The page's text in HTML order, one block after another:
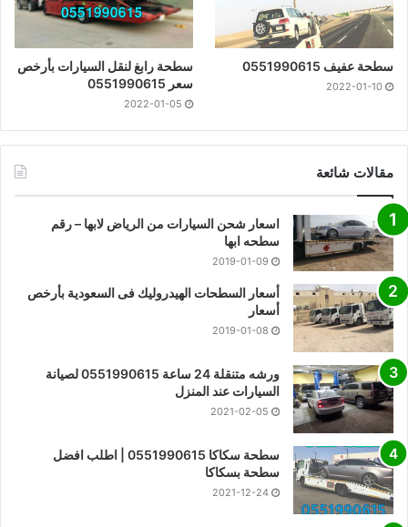
سطحة عفيف 0551990615
2022-01-10
سطحة رابغ لنقل السيارات بأرخص
سعر 0551990615
2022-01-05
مقالات شائعة
اسعار شحن السيارات من الرياض لابها – رقم
سطحه ابها
2019-01-09
أسعار السطحات الهيدروليك فى السعودية بأرخص
أسعار
2019-01-08
ورشه متنقلة 24 ساعة 0551990615 لصيانة
السيارات عند المنزل
2021-02-05
سطحة سكاكا 0551990615 | اطلب افضل
سطحة بسكاكا
2021-12-24